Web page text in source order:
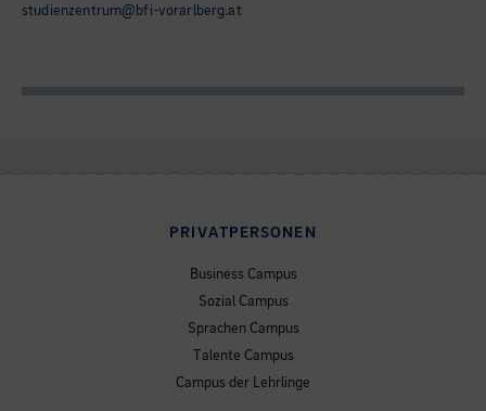
studienzentrum@bfi-vorarlberg.at
PRIVATPERSONEN
Business Campus
Sozial Campus
Sprachen Campus
Talente Campus
Campus der Lehrlinge